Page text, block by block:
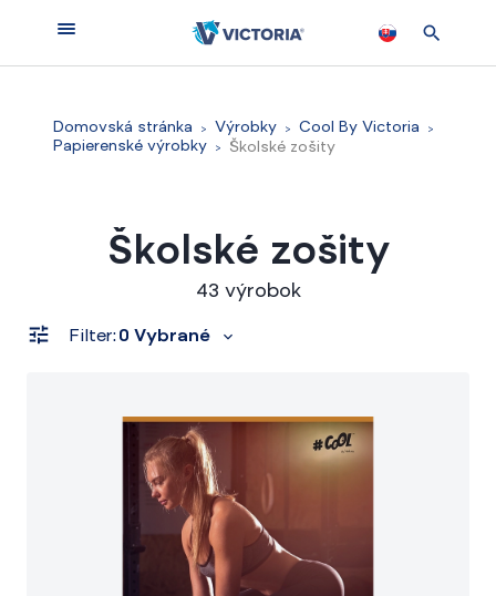
Domovská stránka Výrobky
Cool By Victoria
Papierenské výrobky
Školské zošity
Školské zošity
43 výrobok
Filter:0 Vybrané